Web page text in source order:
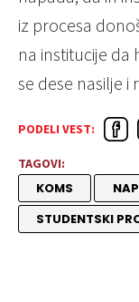
iz procesa
na institucije da
se dese nasilje i
PODELI VEST:
TAGOVI:
KOMS
STUDENTSKI